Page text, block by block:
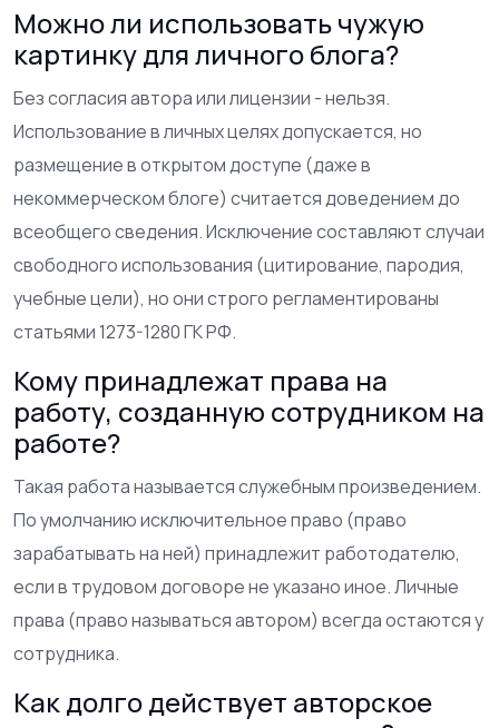
Можно ли использовать чужую
картинку для личного блога?
Без согласия автора или лицензии - нельзя.
Использование в личных целях допускается, но
размещение в открытом доступе (даже в
некоммерческом блоге) считается доведением до
всеобщего сведения. Исключение составляют случаи
свободного использования (цитирование, пародия,
учебные цели), но они строго регламентированы
статьями 1273-1280 ГК РФ.
Кому принадлежат права на
работу, созданную сотрудником на
работе?
Такая работа называется служебным произведением.
По умолчанию исключительное право (право
зарабатывать на ней) принадлежит работодателю,
если в трудовом договоре не указано иное. Личные
права (право называться автором) всегда остаются у
сотрудника.
Как долго действует авторское